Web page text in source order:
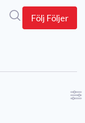
Följ Följer